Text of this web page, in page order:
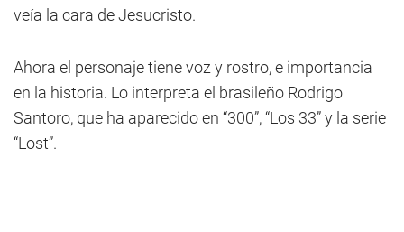
veía la cara de Jesucristo.
Ahora el personaje tiene voz y rostro, e importancia
en la historia. Lo interpreta el brasileño Rodrigo
Santoro, que ha aparecido en “300”, “Los 33” y la serie
“Lost”.